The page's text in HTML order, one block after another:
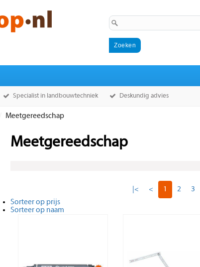
Specialist in landbouwtechniek Deskundig advies
Meetgereedschap
Meetgereedschap
|< < 1 2 3
Sorteer op prijs
Sorteer op naam